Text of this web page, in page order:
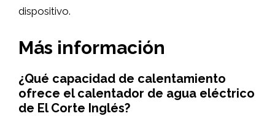
dispositivo.
Más información
¿Qué capacidad de calentamiento
ofrece el calentador de agua eléctrico
de El Corte Inglés?